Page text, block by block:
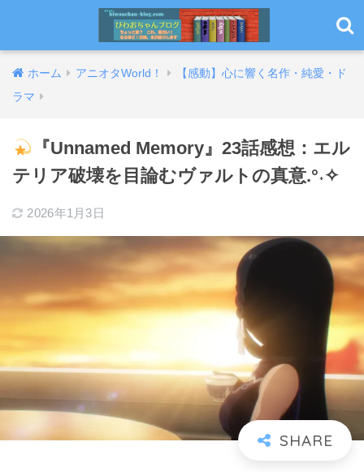
ホーム アニオタWorld！
【感動】心に響く名作・純愛・ド
ラマ
『Unnamed Memory』23話感想：エル
テリア破壊を目論むヴァルトの真意.°˖✧
2026年1月3日